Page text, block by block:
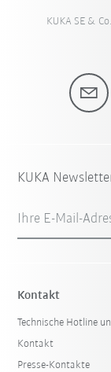
KUKA SE &
KUKA
Ihre E-Mail-
Kontakt
Technische Hotline
Kontakt
Presse-Kontakte